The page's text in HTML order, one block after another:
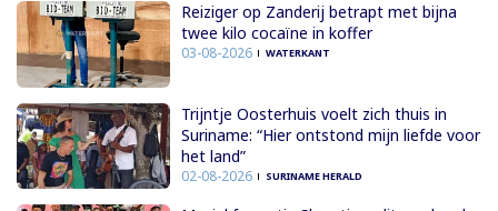
Reiziger op Zanderij betrapt met bijna
twee kilo cocaïne in koffer
03-08-2026 WATERKANT
Trijntje Oosterhuis voelt zich thuis in
Suriname: “Hier ontstond mijn liefde voor
het land”
02-08-2026 SURINAME HERALD